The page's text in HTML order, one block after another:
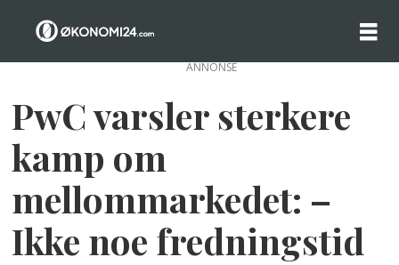
ANNONSE
PwC varsler sterkere
kamp om
mellommarkedet: –
Ikke noe fredningstid